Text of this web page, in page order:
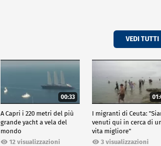
VEDI TUTTI
00:33
A Capri i 220 metri del più
grande yacht a vela del
mondo
12 visualizzazioni
I migranti di Ceuta:
venuti qui in cerca di
vita migliore"
3 visualizzazioni